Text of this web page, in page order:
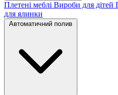
Плетені меблі Вироби для дітей
для ялинки
Автоматичний полив